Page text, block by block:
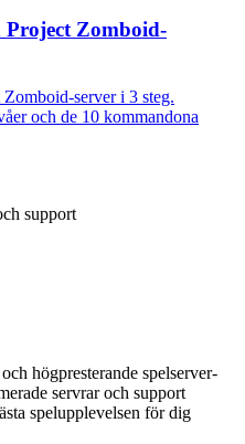
Zomboid-
server i 3 steg.
och de 10 kommandona
support
högpresterande spelserver-
servrar och support
spelupplevelsen för dig